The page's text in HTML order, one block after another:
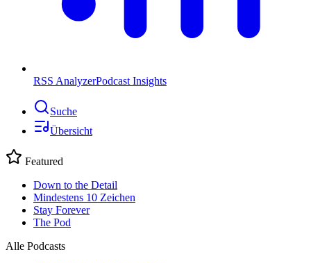
RSS AnalyzerPodcast Insights
Suche
Übersicht
Featured
Down to the Detail
Mindestens 10 Zeichen
Stay Forever
The Pod
Alle Podcasts